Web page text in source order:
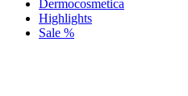
Dermocosmetica
Highlights
Sale %